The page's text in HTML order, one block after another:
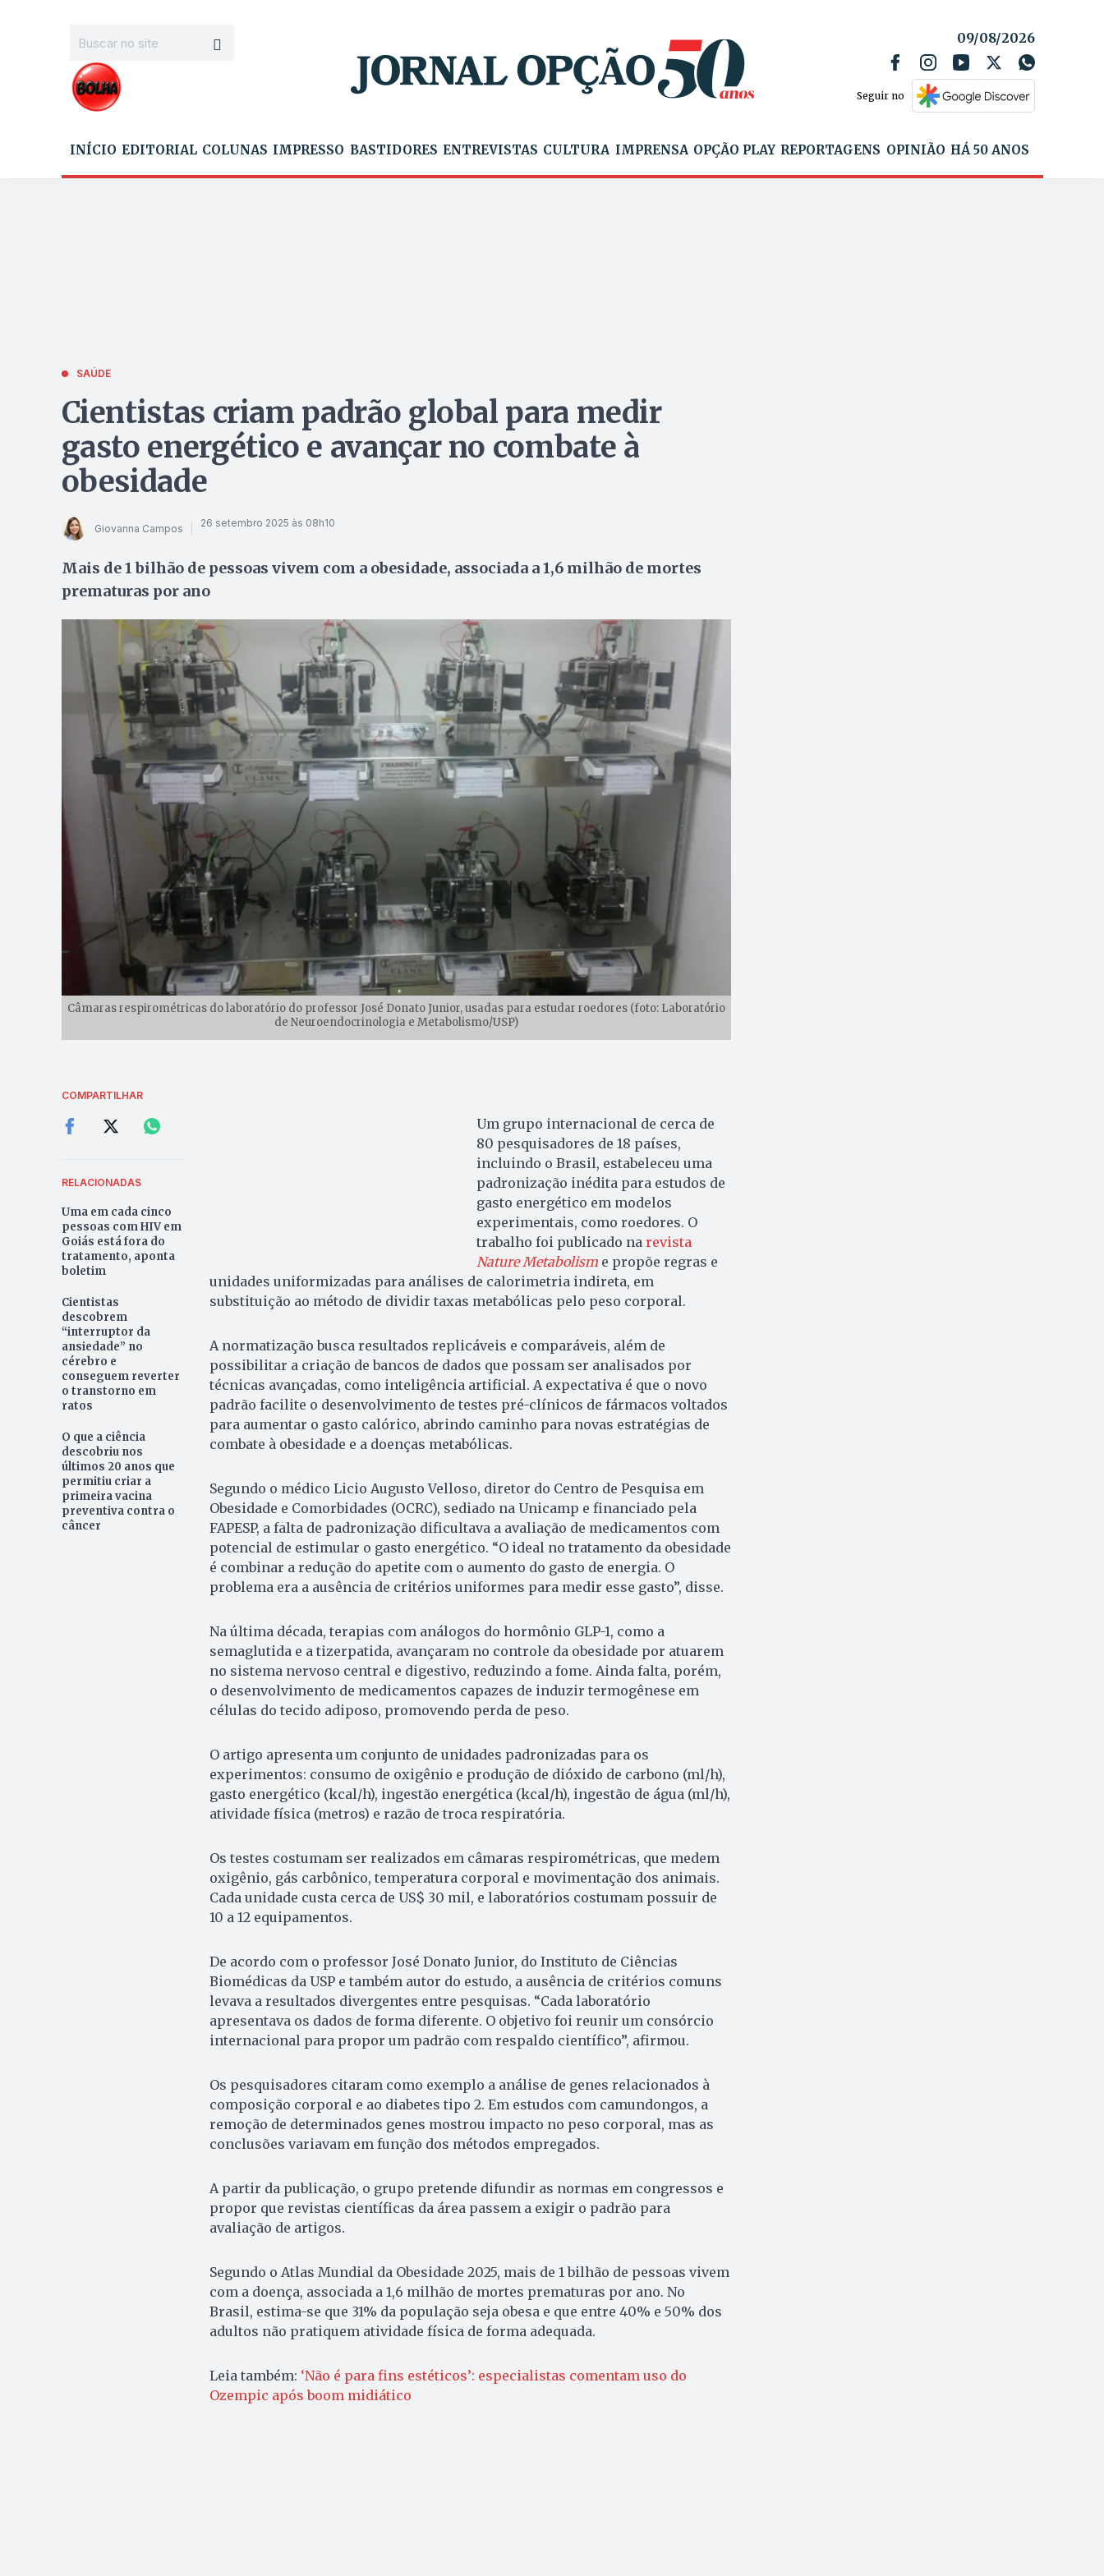
09/08/2026
Seguir no
INÍCIO EDITORIAL COLUNAS IMPRESSO BASTIDORES ENTREVISTAS CULTURA IMPRENSA OPÇÃO PLAY REPORTAGENS OPINIÃO HÁ 50 ANOS
SAÚDE
Cientistas criam padrão global para medir
gasto energético e avançar no combate à
obesidade
Giovanna Campos 26 setembro 2025 às 08h10
Mais de 1 bilhão de pessoas vivem com a obesidade, associada a 1,6 milhão de mortes
prematuras por ano
Câmaras respirométricas do laboratório do professor José Donato Junior, usadas para estudar roedores (foto: Laboratório
de Neuroendocrinologia e Metabolismo/USP)
COMPARTILHAR
RELACIONADAS
Uma em cada cinco
pessoas com HIV em
Goiás está fora do
tratamento, aponta
boletim
Cientistas
descobrem
“interruptor da
ansiedade” no
cérebro e
conseguem reverter
o transtorno em
ratos
O que a ciência
descobriu nos
últimos 20 anos que
permitiu criar a
primeira vacina
preventiva contra o
câncer
Um grupo internacional de cerca de
80 pesquisadores de 18 países,
incluindo o Brasil, estabeleceu uma
padronização inédita para estudos de
gasto energético em modelos
experimentais, como roedores. O
trabalho foi publicado na revista
Nature Metabolisme propõe regras e
unidades uniformizadas para análises de calorimetria indireta, em
substituição ao método de dividir taxas metabólicas pelo peso corporal.
A normatização busca resultados replicáveis e comparáveis, além de
possibilitar a criação de bancos de dados que possam ser analisados por
técnicas avançadas, como inteligência artificial. A expectativa é que o novo
padrão facilite o desenvolvimento de testes pré-clínicos de fármacos voltados
para aumentar o gasto calórico, abrindo caminho para novas estratégias de
combate à obesidade e a doenças metabólicas.
Segundo o médico Licio Augusto Velloso, diretor do Centro de Pesquisa em
Obesidade e Comorbidades (OCRC), sediado na Unicamp e financiado pela
FAPESP, a falta de padronização dificultava a avaliação de medicamentos com
potencial de estimular o gasto energético. “O ideal no tratamento da obesidade
é combinar a redução do apetite com o aumento do gasto de energia. O
problema era a ausência de critérios uniformes para medir esse gasto”, disse.
Na última década, terapias com análogos do hormônio GLP-1, como a
semaglutida e a tizerpatida, avançaram no controle da obesidade por atuarem
no sistema nervoso central e digestivo, reduzindo a fome. Ainda falta, porém,
o desenvolvimento de medicamentos capazes de induzir termogênese em
células do tecido adiposo, promovendo perda de peso.
O artigo apresenta um conjunto de unidades padronizadas para os
experimentos: consumo de oxigênio e produção de dióxido de carbono (ml/h),
gasto energético (kcal/h), ingestão energética (kcal/h), ingestão de água (ml/h),
atividade física (metros) e razão de troca respiratória.
Os testes costumam ser realizados em câmaras respirométricas, que medem
oxigênio, gás carbônico, temperatura corporal e movimentação dos animais.
Cada unidade custa cerca de US$ 30 mil, e laboratórios costumam possuir de
10 a 12 equipamentos.
De acordo com o professor José Donato Junior, do Instituto de Ciências
Biomédicas da USP e também autor do estudo, a ausência de critérios comuns
levava a resultados divergentes entre pesquisas. “Cada laboratório
apresentava os dados de forma diferente. O objetivo foi reunir um consórcio
internacional para propor um padrão com respaldo científico”, afirmou.
Os pesquisadores citaram como exemplo a análise de genes relacionados à
composição corporal e ao diabetes tipo 2. Em estudos com camundongos, a
remoção de determinados genes mostrou impacto no peso corporal, mas as
conclusões variavam em função dos métodos empregados.
A partir da publicação, o grupo pretende difundir as normas em congressos e
propor que revistas científicas da área passem a exigir o padrão para
avaliação de artigos.
Segundo o Atlas Mundial da Obesidade 2025, mais de 1 bilhão de pessoas vivem
com a doença, associada a 1,6 milhão de mortes prematuras por ano. No
Brasil, estima-se que 31% da população seja obesa e que entre 40% e 50% dos
adultos não pratiquem atividade física de forma adequada.
Leia também: ‘Não é para fins estéticos’: especialistas comentam uso do
Ozempic após boom midiático